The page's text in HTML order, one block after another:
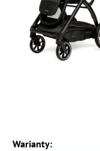
Warianty: